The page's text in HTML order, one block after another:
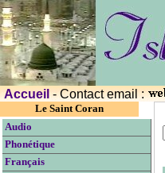
Accueil- Contact email :
Le Saint Coran
Audio
Phonétique
Français